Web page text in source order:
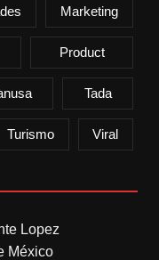
Marketing
Product
Tada
Turismo Viral
Lopez
México